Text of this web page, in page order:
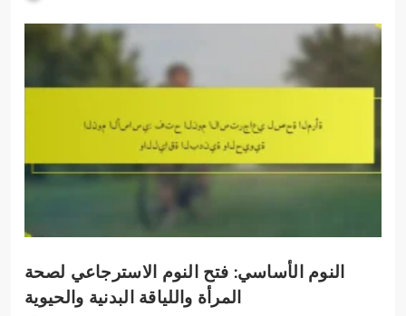
النوم الأساسي: فتح النوم الاسترجاعي لصحة
المرأة واللياقة البدنية والحيوية